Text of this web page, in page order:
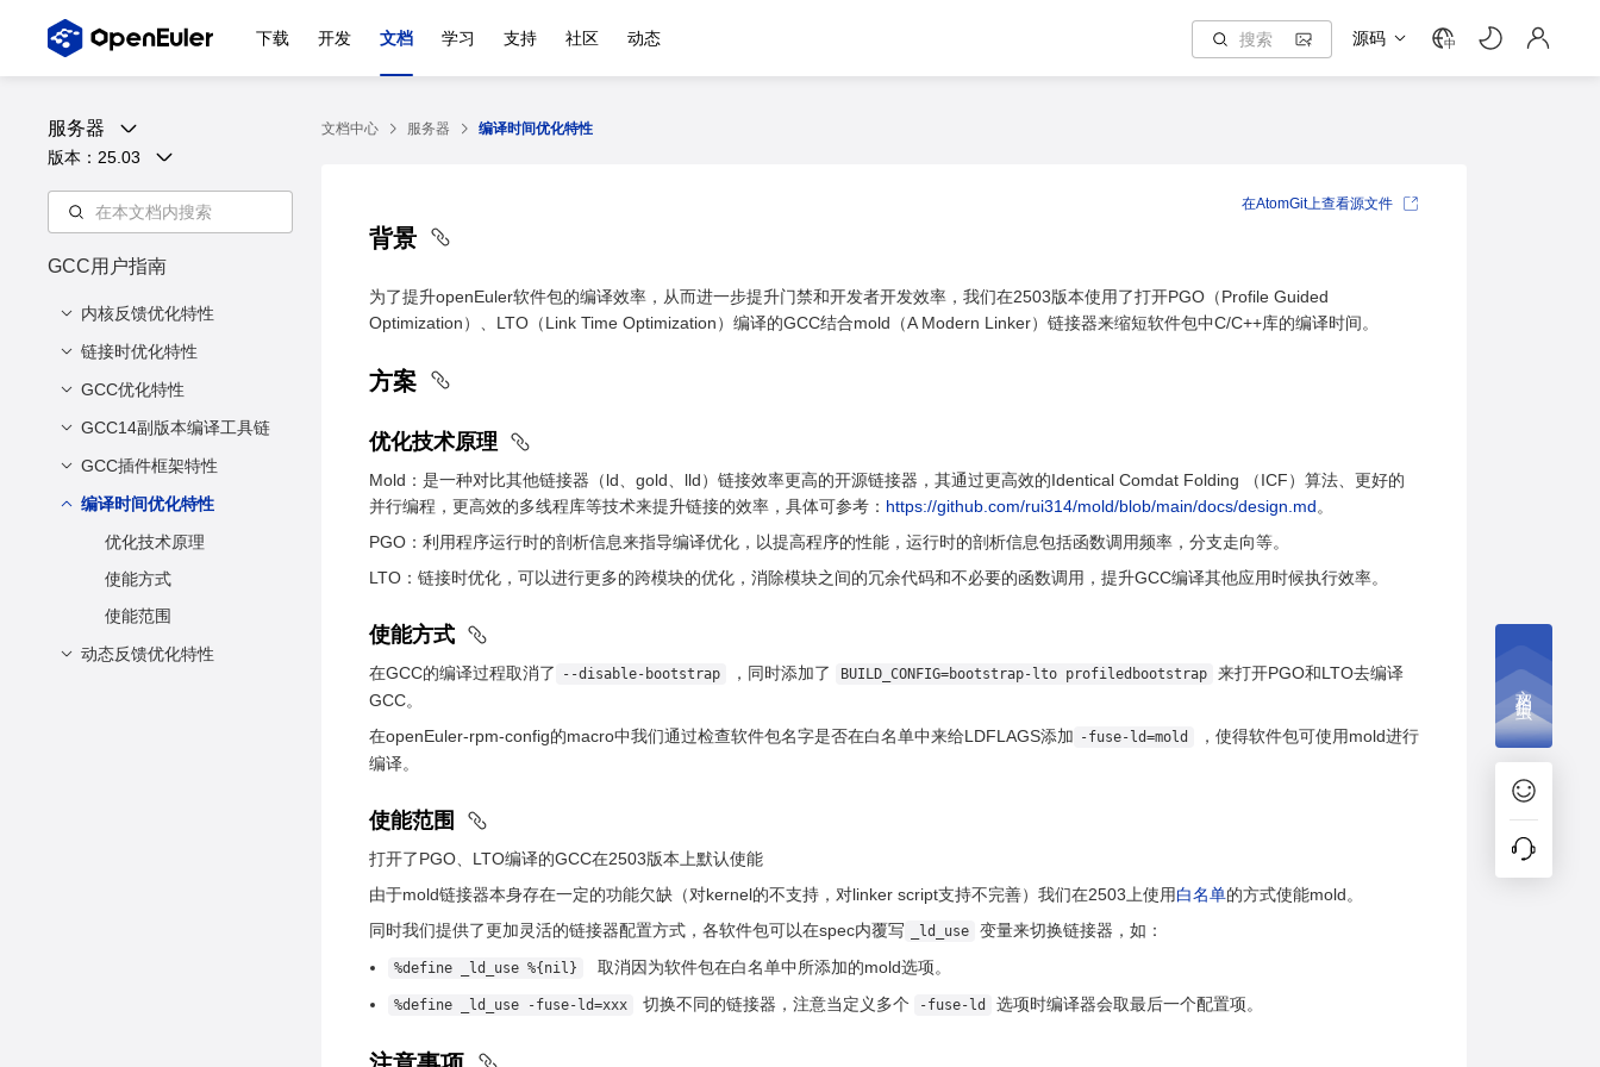
下载 开发 文档 学习 支持 社区 动态 源码 中
服务器
版本： 25.03
GCC用户指南
内核反馈优化特性
简介
安装与部署
使用方法
兼容性说明
链接时优化特性
背景
方案
使能范围
注意事项
GCC优化特性
简介
安装与部署
使用方法
GCC14副版本编译工具链
简介
方案设计
安装与部署
使用方式
scl工具
使用约束
GCC插件框架特性
软件要求
硬件要求
环境准备
安装Pin
编译时间优化特性
优化技术原理
使能方式
使能范围
动态反馈优化特性
文档中心 服务器 编译时间优化特性
背景
为了提升openEuler软件包的编译效率，从而进一步提升门禁和开发者开发效率，我们在2503版本使用了打开PGO（Profile Guided
Optimization）、LTO（Link Time Optimization）编译的GCC结合mold（A Modern Linker）链接器来缩短软件包中C/C++库的编译时间。
方案
优化技术原理
Mold：是一种对比其他链接器（ld、gold、lld）链接效率更高的开源链接器，其通过更高效的Identical Comdat Folding （ICF）算法、更好的
并行编程，更高效的多线程库等技术来提升链接的效率，具体可参考： https://github.com/rui314/mold/blob/main/docs/design.md。
PGO：利用程序运行时的剖析信息来指导编译优化，以提高程序的性能，运行时的剖析信息包括函数调用频率，分支走向等。
LTO：链接时优化，可以进行更多的跨模块的优化，消除模块之间的冗余代码和不必要的函数调用，提升GCC编译其他应用时候执行效率。
使能方式
在GCC的编译过程取消了 --disable-bootstrap ，同时添加了 BUILD_CONFIG=bootstrap-lto profiledbootstrap
来打开PGO和LTO去编译
GCC。
在openEuler-rpm-config的macro中我们通过检查软件包名字是否在白名单中来给LDFLAGS添加 -fuse-ld=mold
，使得软件包可使用mold进行
编译。
使能范围
打开了PGO、LTO编译的GCC在2503版本上默认使能
由于mold链接器本身存在一定的功能欠缺（对kernel的不支持，对linker script支持不完善）我们在2503上使用白名单的方式使能mold。
同时我们提供了更加灵活的链接器配置方式，各软件包可以在spec内覆写
_ld_use 变量来切换链接器，如：
%define _ld_use %{nil} 取消因为软件包在白名单中所添加的mold选项。
%define _ld_use -fuse-ld=xxx 切换不同的链接器，注意当定义多个 -fuse-ld 选项时编译器会取最后一个配置项。
在AtomGit上查看源文件